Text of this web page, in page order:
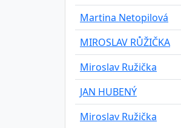
Martina Netopilová
MIROSLAV RŮŽIČKA
Miroslav Ružička
JAN HUBENÝ
Miroslav Ružička